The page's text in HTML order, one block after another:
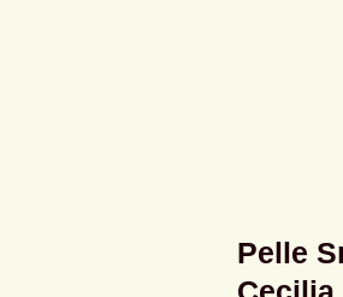
Pelle